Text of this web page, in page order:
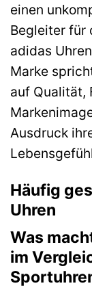
einen
Begleiter für
adidas
Marke
auf Qualität,
Ausdruck
Häufig
Uhren
Was
im